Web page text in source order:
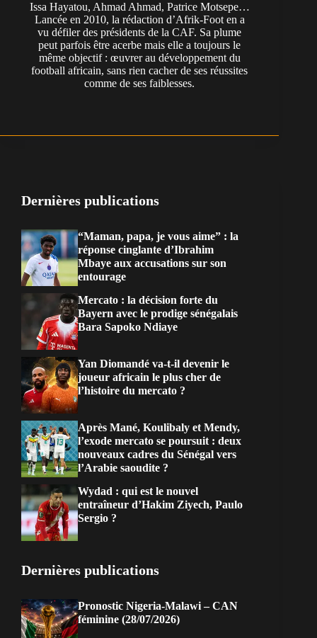
Issa Hayatou, Ahmad Ahmad, Patrice Motsepe…
Lancée en 2010, la rédaction d’Afrik-Foot en a
vu défiler des présidents de la CAF. Sa plume
peut parfois être acerbe mais elle a toujours le
même objectif : œuvrer au développement du
football africain, sans rien cacher de ses réussites
comme de ses faiblesses.
Dernières publications
“Maman, papa, je vous aime” : la
réponse cinglante d’Ibrahim
Mbaye aux accusations sur son
entourage
Mercato : la décision forte du
Bayern avec le prodige sénégalais
Bara Sapoko Ndiaye
Yan Diomandé va-t-il devenir le
joueur africain le plus cher de
l’histoire du mercato ?
Après Mané, Koulibaly et Mendy,
l’exode mercato se poursuit : deux
nouveaux cadres du Sénégal vers
l’Arabie saoudite ?
Wydad : qui est le nouvel
entraîneur d’Hakim Ziyech, Paulo
Sergio ?
Dernières publications
Pronostic Nigeria-Malawi – CAN
féminine (28/07/2026)